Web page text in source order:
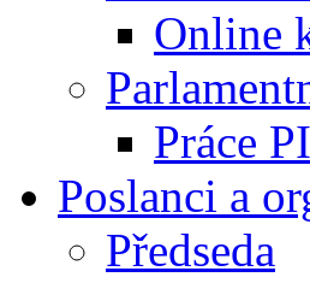
Online
Práce PI
Poslanci a
Předseda